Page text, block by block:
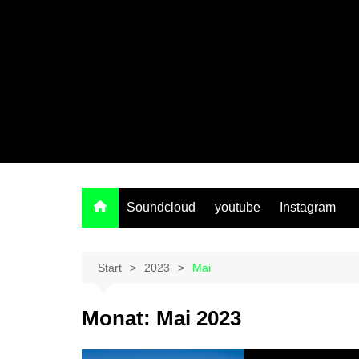
Soundcloud youtube Instagram
Start 2023 Mai
Monat: Mai 2023